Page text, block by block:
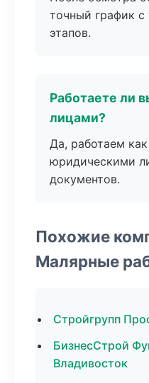
точный график с
этапов.
Работаете ли
лицами?
Да, работаем
юридическими
документов.
Похожие
Малярные
Стройгрупп
БизнесСтрой
Владивосток